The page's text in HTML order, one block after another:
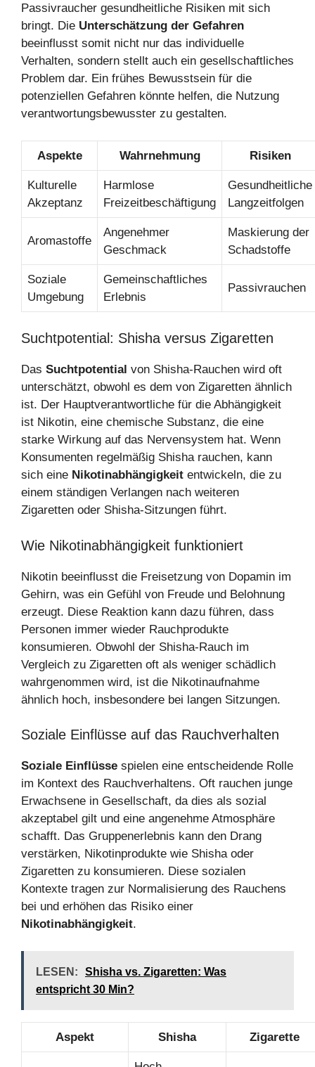
Passivraucher gesundheitliche Risiken mit sich
bringt. Die Unterschätzung der Gefahren
beeinflusst somit nicht nur das individuelle
Verhalten, sondern stellt auch ein gesellschaftliches
Problem dar. Ein frühes Bewusstsein für die
potenziellen Gefahren könnte helfen, die Nutzung
verantwortungsbewusster zu gestalten.
Aspekte Wahrnehmung Risiken
Kulturelle
Akzeptanz
Harmlose
Freizeitbeschäftigung
Gesundheitliche
Langzeitfolgen
Aromastoffe
Angenehmer
Geschmack
Maskierung der
Schadstoffe
Soziale
Umgebung
Gemeinschaftliches
Erlebnis
Passivrauchen
Suchtpotential: Shisha versus Zigaretten
Das Suchtpotential von Shisha-Rauchen wird oft
unterschätzt, obwohl es dem von Zigaretten ähnlich
ist. Der Hauptverantwortliche für die Abhängigkeit
ist Nikotin, eine chemische Substanz, die eine
starke Wirkung auf das Nervensystem hat. Wenn
Konsumenten regelmäßig Shisha rauchen, kann
sich eine Nikotinabhängigkeit entwickeln, die zu
einem ständigen Verlangen nach weiteren
Zigaretten oder Shisha-Sitzungen führt.
Wie Nikotinabhängigkeit funktioniert
Nikotin beeinflusst die Freisetzung von Dopamin im
Gehirn, was ein Gefühl von Freude und Belohnung
erzeugt. Diese Reaktion kann dazu führen, dass
Personen immer wieder Rauchprodukte
konsumieren. Obwohl der Shisha-Rauch im
Vergleich zu Zigaretten oft als weniger schädlich
wahrgenommen wird, ist die Nikotinaufnahme
ähnlich hoch, insbesondere bei langen Sitzungen.
Soziale Einflüsse auf das Rauchverhalten
Soziale Einflüsse spielen eine entscheidende Rolle
im Kontext des Rauchverhaltens. Oft rauchen junge
Erwachsene in Gesellschaft, da dies als sozial
akzeptabel gilt und eine angenehme Atmosphäre
schafft. Das Gruppenerlebnis kann den Drang
verstärken, Nikotinprodukte wie Shisha oder
Zigaretten zu konsumieren. Diese sozialen
Kontexte tragen zur Normalisierung des Rauchens
bei und erhöhen das Risiko einer
Nikotinabhängigkeit.
LESEN:
Shisha vs. Zigaretten: Was
entspricht 30 Min?
Aspekt Shisha Zigarette